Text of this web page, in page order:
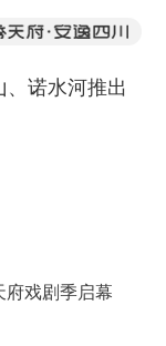
诺水河推出
府戏剧季启幕